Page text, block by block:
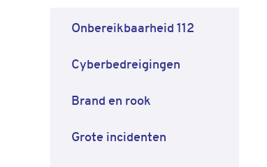
Onbereikbaarheid 112
Cyberbedreigingen
Brand en rook
Grote incidenten